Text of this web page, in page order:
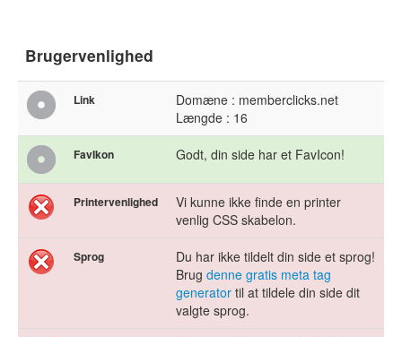
Brugervenlighed
Link
Domæne : memberclicks.net
Længde : 16
FavIkon Godt, din side har et FavIcon!
Printervenlighed
Vi kunne ikke finde en printer
venlig CSS skabelon.
Sprog
Du har ikke tildelt din side et sprog!
Brug denne gratis meta tag
generator til at tildele din side dit
valgte sprog.